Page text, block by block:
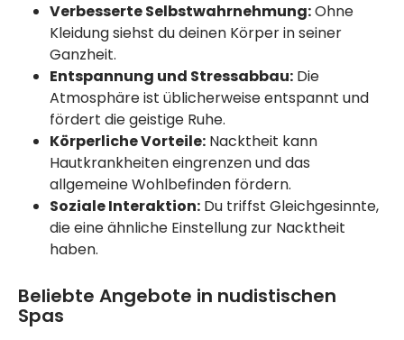
Verbesserte Selbstwahrnehmung:Ohne
Kleidung siehst du deinen Körper in seiner
Ganzheit.
Entspannung und Stressabbau: Die
Atmosphäre ist üblicherweise entspannt und
fördert die geistige Ruhe.
Körperliche Vorteile: Nacktheit kann
Hautkrankheiten eingrenzen und das
allgemeine Wohlbefinden fördern.
Soziale Interaktion: Du triffst Gleichgesinnte,
die eine ähnliche Einstellung zur Nacktheit
haben.
Beliebte Angebote in nudistischen
Spas